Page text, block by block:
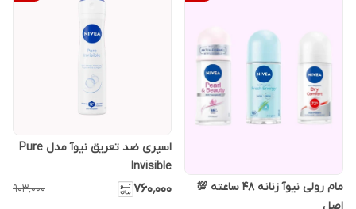
مام رولی نیوآ زنانه 48 ساعته 💯
اصل
اسپری ضد تعریق نیوآ مدل Pure
Invisible
۷۶۰٬۰۰۰ ۹۰۳٬۰۰۰